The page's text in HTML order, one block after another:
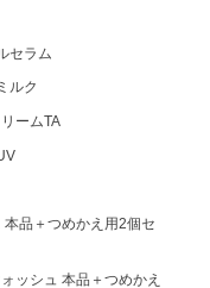
セラム
ルク
ームTA
本品＋つめかえ用2個セ
ッシュ 本品＋つめかえ